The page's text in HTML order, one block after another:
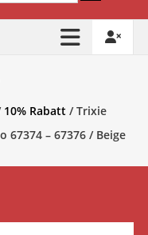
10% Rabatt / Trixie
– 67376 / Beige